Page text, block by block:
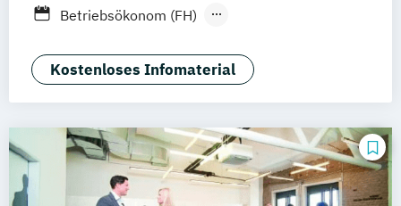
Fernlehrgang
Betriebsökonom (FH)
Business Administration (dual)
Digitalisierungsmanagement
Hotel- und Tourismusmarketing
Kommunikation & Eventmanagement
Kommunikation & Eventmanagement
Kostenloses Infomaterial